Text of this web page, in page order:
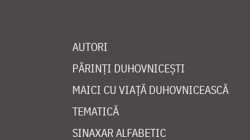
AUTORI
PĂRINȚI DUHOVNICEȘTI
MAICI CU VIAȚĂ DUHOVNICEASCĂ
TEMATICĂ
SINAXAR ALFABETIC